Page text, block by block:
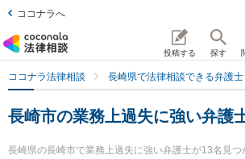
ココナラへ
投稿する 探す
ココナラ法律相談 長崎県で法律相談できる弁護士
長崎市の業務上過失に強い弁護
長崎県の長崎市で業務上過失に強い弁護士が13名見